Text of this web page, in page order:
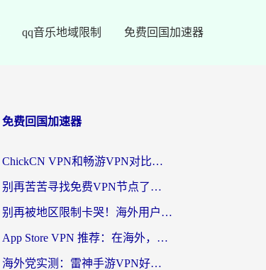
qq音乐地域限制 免费回国加速器
免费回国加速器
ChickCN VPN和畅游VPN对比哪个回国效果更好？海外党必看的回国加速器选择指南
别再苦苦寻找免费VPN节点了，这才是海外访问国内资源的正确姿势
别再被地区限制卡哭！海外用户vpn中国下载全攻略，无缝刷剧办公社交
App Store VPN 推荐：在海外，如何找回那扇回家的“任意门”？
海外党实测：雷神手游VPN好用吗？和闪电VPN对比哪个回国效果更好？附小众工具深度测评